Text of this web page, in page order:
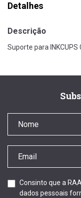
Detalhes
Descrição
Suporte para INKCUPS
Consinto que a
dados pessoais